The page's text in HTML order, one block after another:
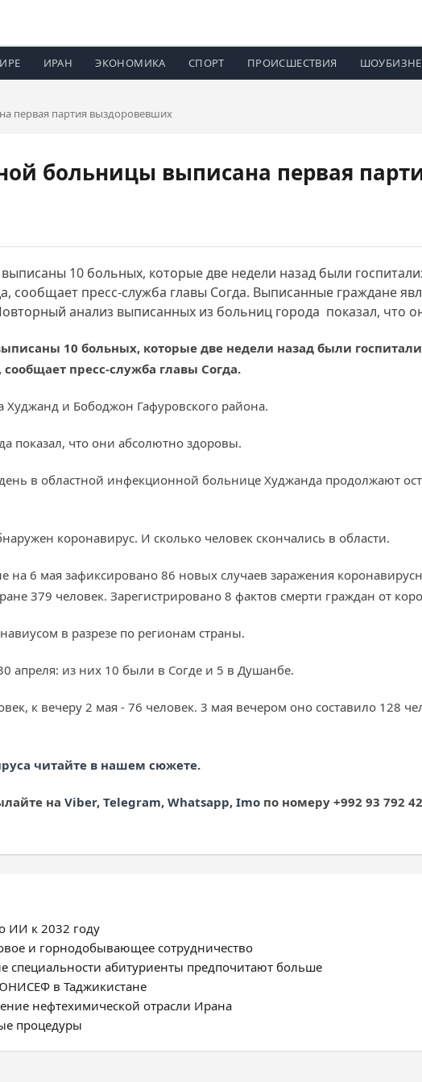
ИРАН ЭКОНОМИКА СПОРТ ПРОИСШЕСТВИЯ
первая партия выздоровевших
больницы выписана первая
10 больных, которые две недели назад были
сообщает пресс-служба главы Согда. Выписанные граждане
анализ выписанных из больниц города показал, что
10 больных, которые две недели назад были
пресс-служба главы Согда.
и Бободжон Гафуровского района.
показал, что они абсолютно здоровы.
в областной инфекционной больнице Худжанда продолжают
коронавирус. И сколько человек скончались в области.
на 6 мая зафиксировано 86 новых случаев заражения
379 человек. Зарегистрировано 8 фактов смерти граждан от
в разрезе по регионам страны.
апреля: из них 10 были в Согде и 5 в Душанбе.
к вечеру 2 мая - 76 человек. 3 мая вечером оно составило 128
читайте в нашем сюжете.
на Viber, Telegram, Whatsapp, Imo по номеру +992 93 792
ИИ к 2032 году
и горнодобывающее сотрудничество
специальности абитуриенты предпочитают больше
в Таджикистане
нефтехимической отрасли Ирана
процедуры